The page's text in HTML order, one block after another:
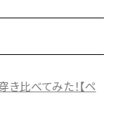
き比べてみた！【ペ